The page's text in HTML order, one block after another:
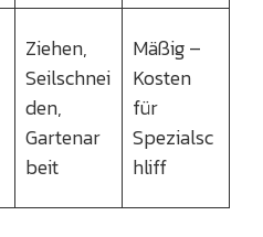
Ziehen,
Seilschnei
den,
Gartenar
beit
Mäßig –
Kosten
für
Spezialsc
hliff